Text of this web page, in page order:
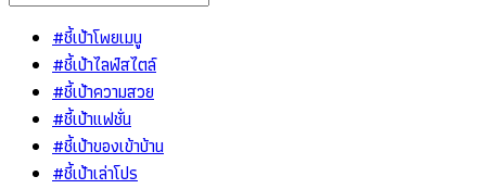
#ชี้เป้าโพยเมนู
#ชี้เป้าไลฟ์สไตล์
#ชี้เป้าความสวย
#ชี้เป้าแฟชั่น
#ชี้เป้าของเข้าบ้าน
#ชี้เป้าเล่าโปร